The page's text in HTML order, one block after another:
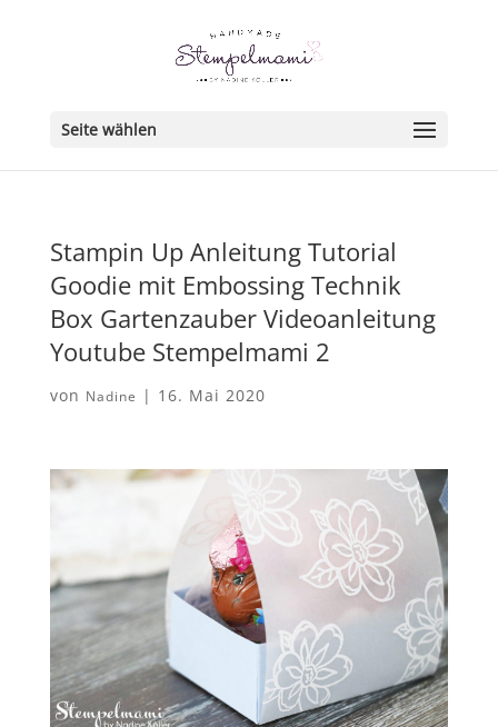
Seite wählen
Stampin Up Anleitung Tutorial
Goodie mit Embossing Technik
Box Gartenzauber Videoanleitung
Youtube Stempelmami 2
von Nadine | 16. Mai 2020